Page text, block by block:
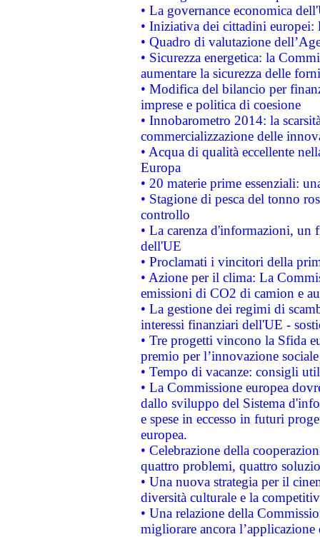
• La governance economica
• Iniziativa dei cittadini
• Quadro di valutazione
• Sicurezza energetica: la
aumentare la sicurezza delle
• Modifica del bilancio per
imprese e politica di coesione
• Innobarometro 2014: la
commercializzazione delle
• Acqua di qualità eccellente
Europa
• 20 materie prime essenziali:
• Stagione di pesca del tonno
controllo
• La carenza d'informazioni, un
dell'UE
• Proclamati i vincitori della
• Azione per il clima: La
emissioni di CO2 di camion e
• La gestione dei regimi di
interessi finanziari dell'UE -
• Tre progetti vincono la Sfida
premio per l’innovazione sociale
• Tempo di vacanze: consigli
• La Commissione europea
dallo sviluppo del Sistema
e spese in eccesso in futuri
europea.
• Celebrazione della
quattro problemi, quattro
• Una nuova strategia per il
diversità culturale e la
• Una relazione della
migliorare ancora